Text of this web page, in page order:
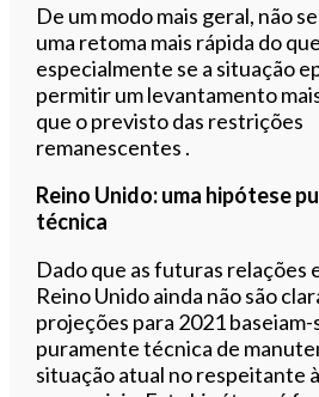
De um modo mais geral, não
uma retoma mais rápida do
especialmente se a situação
permitir um levantamento
que o previsto das restrições
remanescentes .
Reino Unido: uma hipótese
técnica
Dado que as futuras relações
Reino Unido ainda não são
projeções para 2021
puramente técnica de
situação atual no respeitante